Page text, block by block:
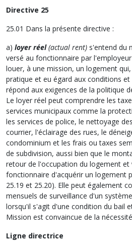
Directive 25
25.01 Dans la présente directive :
a) loyer réel (actual rent) s'entend du
versé au fonctionnaire par
louer, à une mission, un logement
pratique et eu égard aux conditions
répond aux exigences de la politique
Le loyer réel peut comprendre les
services municipaux comme la
les services de police, le nettoyage
courrier, l'éclairage des rues, le
condominium et les frais ou taxes
de subdivision, aussi bien que le
retour de l'occupation du logement et
fonctionnaire d'acquérir un logement
25.19 et 25.20). Elle peut également
mensuels de surveillance d'un
lorsqu'il s'agit d'une condition du bail
Mission est convaincue de la
Ligne directrice